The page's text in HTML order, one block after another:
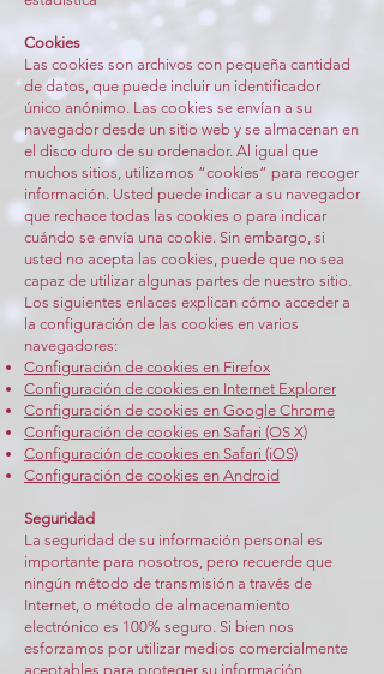
Cookies
Las cookies son archivos con pequeña cantidad
de datos, que puede incluir un identificador
único anónimo. Las cookies se envían a su
navegador desde un sitio web y se almacenan en
el disco duro de su ordenador. Al igual que
muchos sitios, utilizamos “cookies” para recoger
información. Usted puede indicar a su navegador
que rechace todas las cookies o para indicar
cuándo se envía una cookie. Sin embargo, si
usted no acepta las cookies, puede que no sea
capaz de utilizar algunas partes de nuestro sitio.
Los siguientes enlaces explican cómo acceder a
la configuración de las cookies en varios
navegadores:
Configuración de cookies en Firefox
Configuración de cookies en Internet Explorer
Configuración de cookies en Google Chrome
Configuración de cookies en Safari (OS X)
Configuración de cookies en Safari (iOS)
Configuración de cookies en Android
Seguridad
La seguridad de su información personal es
importante para nosotros, pero recuerde que
ningún método de transmisión a través de
Internet, o método de almacenamiento
electrónico es 100% seguro. Si bien nos
esforzamos por utilizar medios comercialmente
aceptables para proteger su información